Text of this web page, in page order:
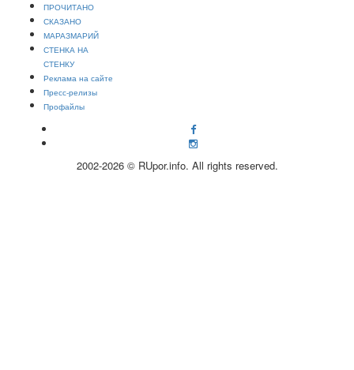
ПРОЧИТАНО
СКАЗАНО
МАРАЗМАРИЙ
СТЕНКА НА
СТЕНКУ
Реклама на сайте
Пресс-релизы
Профайлы
2002-2026 © RUpor.info. All rights reserved.